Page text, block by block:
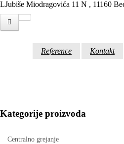
LJubiše Miodragovića 11 N , 11160
Reference Kontakt
Kategorije proizvoda
Centralno grejanje